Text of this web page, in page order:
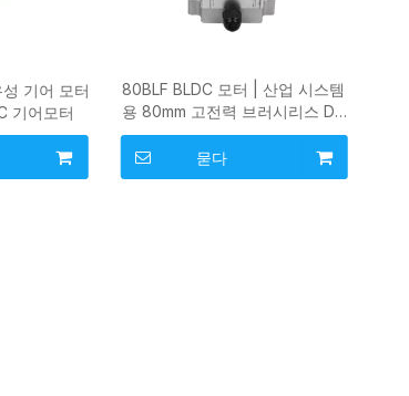
기어 모터
기어모터
80BLF BLDC 모터 | 산업 시스템
용 80mm 고전력 브러시리스 DC
모터
묻다